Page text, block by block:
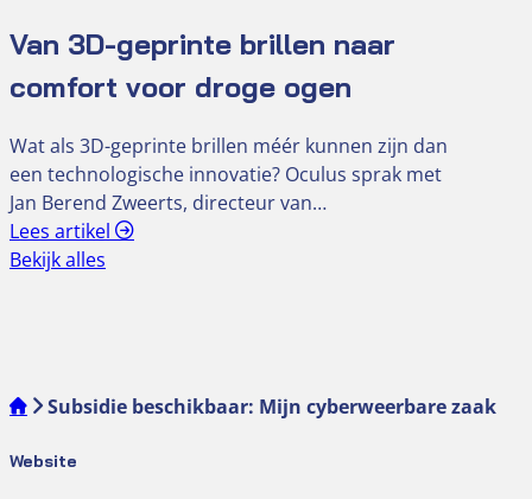
Van 3D-geprinte brillen naar
comfort voor droge ogen
Wat als 3D-geprinte brillen méér kunnen zijn dan
een technologische innovatie? Oculus sprak met
Jan Berend Zweerts, directeur van…
Lees artikel
Bekijk alles
Subsidie beschikbaar: Mijn cyberweerbare zaak
Website